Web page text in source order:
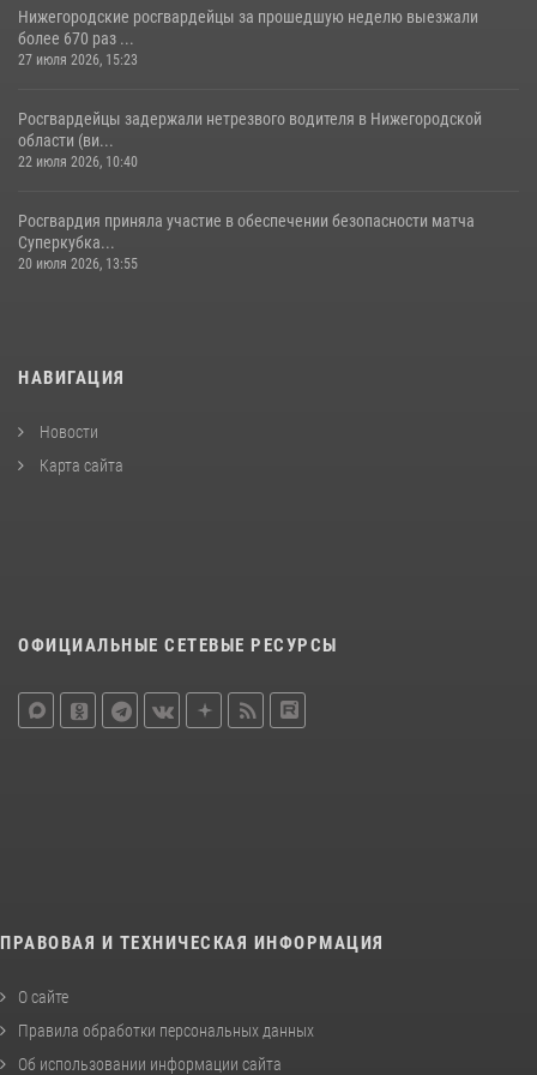
Нижегородские росгвардейцы за прошедшую неделю выезжали
более 670 раз ...
27 июля 2026, 15:23
Росгвардейцы задержали нетрезвого водителя в Нижегородской
области (ви...
22 июля 2026, 10:40
Росгвардия приняла участие в обеспечении безопасности матча
Суперкубка...
20 июля 2026, 13:55
НАВИГАЦИЯ
Новости
Карта сайта
ОФИЦИАЛЬНЫЕ СЕТЕВЫЕ РЕСУРСЫ
ПРАВОВАЯ И ТЕХНИЧЕСКАЯ ИНФОРМАЦИЯ
О сайте
Правила обработки персональных данных
Об использовании информации сайта